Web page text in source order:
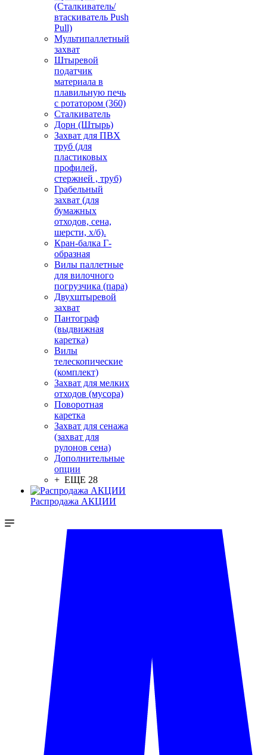
(Сталкиватель/
втаскиватель Push
Pull)
Мультипаллетный
захват
Штыревой
податчик
материала в
плавильную печь
с ротатором (360)
Сталкиватель
Дорн (Штырь)
Захват для ПВХ
труб (для
пластиковых
профилей,
стержней , труб)
Грабельный
захват (для
бумажных
отходов, сена,
шерсти, х/б).
Кран-балка Г-
образная
Вилы паллетные
для вилочного
погрузчика (пара)
Двухштыревой
захват
Пантограф
(выдвижная
каретка)
Вилы
телескопические
(комплект)
Захват для мелких
отходов (мусора)
Поворотная
каретка
Захват для сенажа
(захват для
рулонов сена)
Дополнительные
опции
+ ЕЩЕ 28
Распродажа АКЦИИ